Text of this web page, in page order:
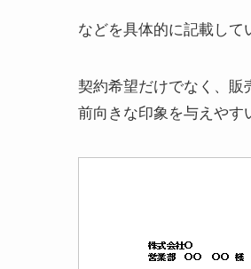
などを具体的に記載して
契約希望だけでなく、販
前向きな印象を与えやす